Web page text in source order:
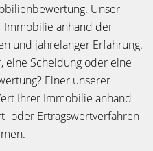
Unser
Immobilie anhand der
und jahrelanger Erfahrung.
eine Scheidung oder eine
Einer unserer
Ihrer Immobilie anhand
oder Ertragswertverfahren